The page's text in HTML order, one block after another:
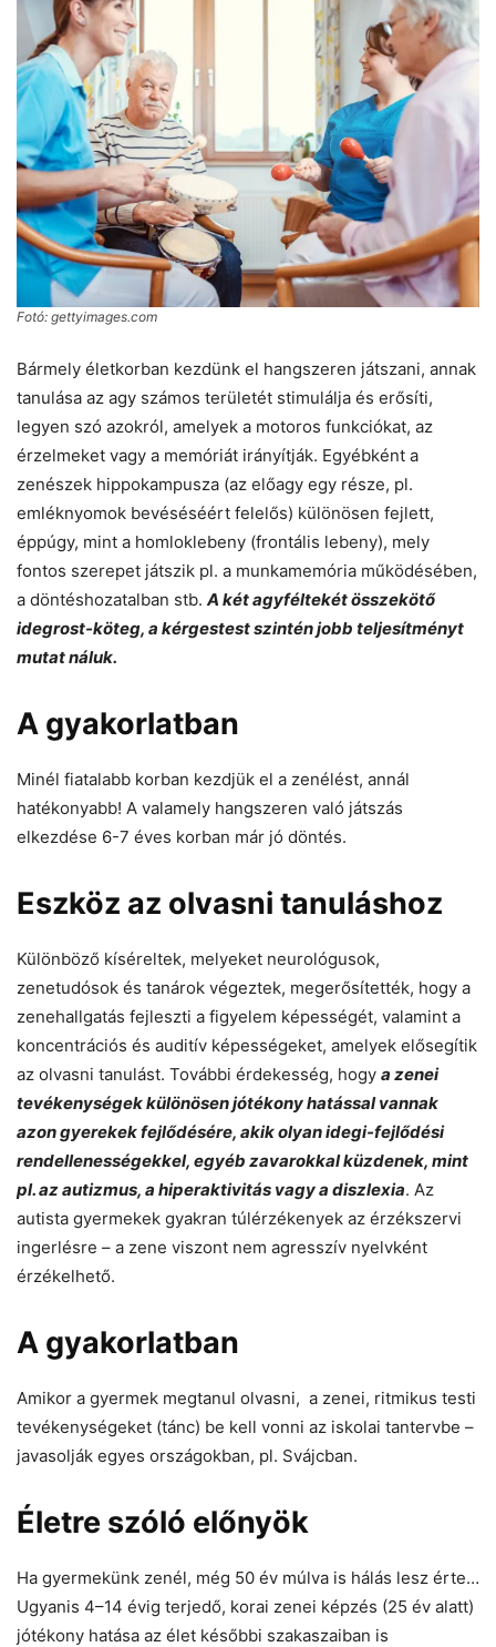
Fotó: gettyimages.com
Bármely életkorban kezdünk el hangszeren játszani, annak
tanulása az agy számos területét stimulálja és erősíti,
legyen szó azokról, amelyek a motoros funkciókat, az
érzelmeket vagy a memóriát irányítják. Egyébként a
zenészek hippokampusza (az előagy egy része, pl.
emléknyomok bevéséséért felelős) különösen fejlett,
éppúgy, mint a homloklebeny (frontális lebeny), mely
fontos szerepet játszik pl. a munkamemória működésében,
a döntéshozatalban stb. A két agyféltekét összekötő
idegrost-köteg, a kérgestest szintén jobb teljesítményt
mutat náluk.
A gyakorlatban
Minél fiatalabb korban kezdjük el a zenélést, annál
hatékonyabb! A valamely hangszeren való játszás
elkezdése 6-7 éves korban már jó döntés.
Eszköz az olvasni tanuláshoz
Különböző kíséreltek, melyeket neurológusok,
zenetudósok és tanárok végeztek, megerősítették, hogy a
zenehallgatás fejleszti a figyelem képességét, valamint a
koncentrációs és auditív képességeket, amelyek elősegítik
az olvasni tanulást. További érdekesség, hogy a zenei
tevékenységek különösen jótékony hatással vannak
azon gyerekek fejlődésére, akik olyan idegi-fejlődési
rendellenességekkel, egyéb zavarokkal küzdenek, mint
pl. az autizmus, a hiperaktivitás vagy a diszlexia. Az
autista gyermekek gyakran túlérzékenyek az érzékszervi
ingerlésre – a zene viszont nem agresszív nyelvként
érzékelhető.
A gyakorlatban
Amikor a gyermek megtanul olvasni, a zenei, ritmikus testi
tevékenységeket (tánc) be kell vonni az iskolai tantervbe –
javasolják egyes országokban, pl. Svájcban.
Életre szóló előnyök
Ha gyermekünk zenél, még 50 év múlva is hálás lesz érte…
Ugyanis 4–14 évig terjedő, korai zenei képzés (25 év alatt)
jótékony hatása az élet későbbi szakaszaiban is